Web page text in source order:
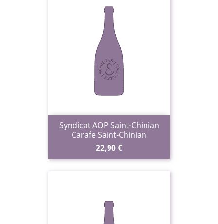
Syndicat AOP Saint-Chinian
Carafe Saint-Chinian
Prix
22,90 €